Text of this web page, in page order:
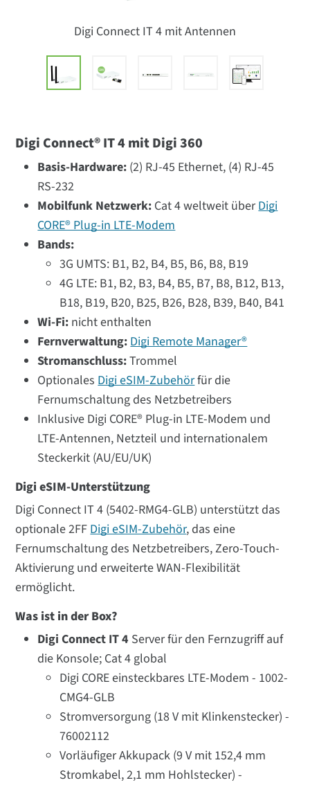
Digi Connect IT 4 mit Antennen
Digi Connect® IT 4 mit Digi 360
Basis-Hardware: (2) RJ-45 Ethernet, (4) RJ-45
RS-232
Mobilfunk Netzwerk: Cat 4 weltweit überDigi
CORE® Plug-in LTE-Modem
Bands:
3G UMTS: B1, B2, B4, B5, B6, B8, B19
4G LTE: B1, B2, B3, B4, B5, B7, B8, B12, B13,
B18, B19, B20, B25, B26, B28, B39, B40, B41
Wi-Fi: nicht enthalten
Fernverwaltung:Digi Remote Manager®
Stromanschluss:Trommel
OptionalesDigi eSIM-Zubehörfür die
Fernumschaltung des Netzbetreibers
Inklusive Digi CORE® Plug-in LTE-Modem und
LTE-Antennen, Netzteil und internationalem
Steckerkit (AU/EU/UK)
Digi eSIM-Unterstützung
Digi Connect IT 4 (5402-RMG4-GLB) unterstützt das
optionale 2FFDigi eSIM-Zubehör, das eine
Fernumschaltung des Netzbetreibers, Zero-Touch-
Aktivierung und erweiterte WAN-Flexibilität
ermöglicht.
Was ist in der Box?
Digi Connect IT 4 Server für den Fernzugriff auf
die Konsole; Cat 4 global
Digi CORE einsteckbares LTE-Modem - 1002-
CMG4-GLB
Stromversorgung (18 V mit Klinkenstecker) -
76002112
Vorläufiger Akkupack (9 V mit 152,4 mm
Stromkabel, 2,1 mm Hohlstecker) -